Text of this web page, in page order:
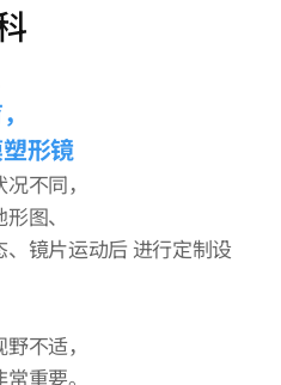
形镜
不同，
图、
镜片运动后 进行定制设
不适，
重要。